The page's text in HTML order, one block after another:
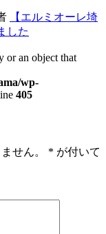
【エルミオーレ埼
した
or an object that
wp-
405
せん。 * が付いて